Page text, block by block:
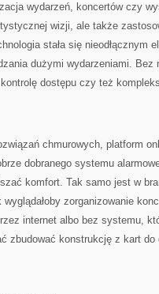
wydarzeń, koncertów czy
wizji, ale także
stała się nieodłącznym
dużymi wydarzeniami. Bez
dostępu czy też
chmurowych, platform
dobranego systemu
komfort. Tak samo jest w
zorganizowanie
internet albo bez systemu,
zbudować konstrukcję z kart